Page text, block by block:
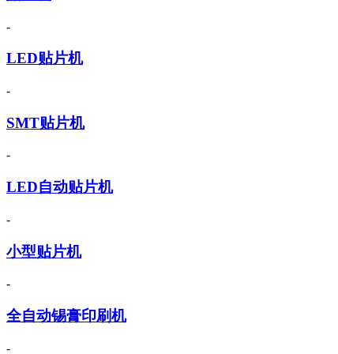
-
LED贴片机
-
SMT贴片机
-
LED自动贴片机
-
小型贴片机
-
全自动锡膏印刷机
-